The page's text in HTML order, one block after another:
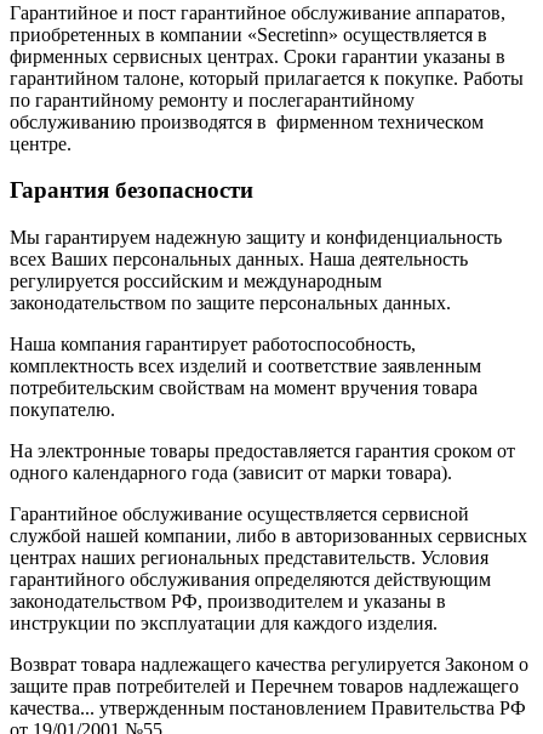
Гарантийное и пост гарантийное обслуживание аппаратов,
приобретенных в компании «Secretinn» осуществляется в
фирменных сервисных центрах. Сроки гарантии указаны в
гарантийном талоне, который прилагается к покупке. Работы
по гарантийному ремонту и послегарантийному
обслуживанию производятся в фирменном техническом
центре.
Гарантия безопасности
Мы гарантируем надежную защиту и конфиденциальность
всех Ваших персональных данных. Наша деятельность
регулируется российским и международным
законодательством по защите персональных данных.
Наша компания гарантирует работоспособность,
комплектность всех изделий и соответствие заявленным
потребительским свойствам на момент вручения товара
покупателю.
На электронные товары предоставляется гарантия сроком от
одного календарного года (зависит от марки товара).
Гарантийное обслуживание осуществляется сервисной
службой нашей компании, либо в авторизованных сервисных
центрах наших региональных представительств. Условия
гарантийного обслуживания определяются действующим
законодательством РФ, производителем и указаны в
инструкции по эксплуатации для каждого изделия.
Возврат товара надлежащего качества регулируется Законом о
защите прав потребителей и Перечнем товаров надлежащего
качества... утвержденным постановлением Правительства РФ